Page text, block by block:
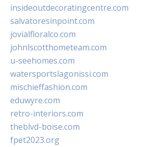
insideoutdecoratingcentre.com
salvatoresinpoint.com
jovialfloralco.com
johnlscotthometeam.com
u-seehomes.com
watersportslagonissi.com
mischieffashion.com
eduwyre.com
retro-interiors.com
theblvd-boise.com
fpet2023.org